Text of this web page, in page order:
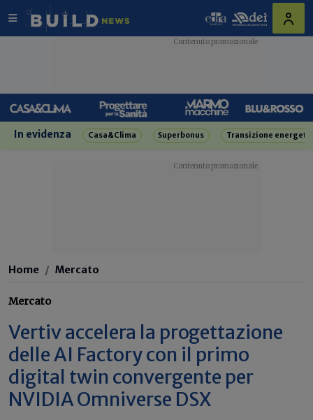
In evidenza Casa&Clima Superbonus Transizione
Home Mercato
Mercato
Vertiv accelera la progettazione
delle AI Factory con il primo
digital twin convergente per
NVIDIA Omniverse DSX